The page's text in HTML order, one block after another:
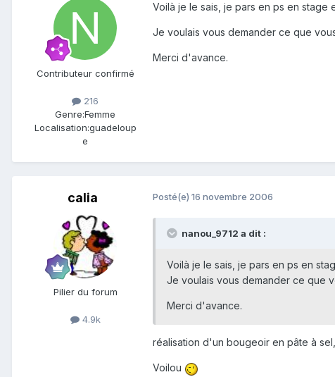
Contributeur confirmé
216
Genre:Femme
Localisation:guadeloup
e
Voilà je le sais, je pars en ps en stage
Je voulais vous demander ce que
Merci d'avance.
calia
Pilier du forum
4.9k
Posté(e) 16 novembre 2006
nanou_9712 a dit :
Voilà je le sais, je pars en ps en
Je voulais vous demander ce que
Merci d'avance.
réalisation d'un bougeoir en pâte à
Voilou